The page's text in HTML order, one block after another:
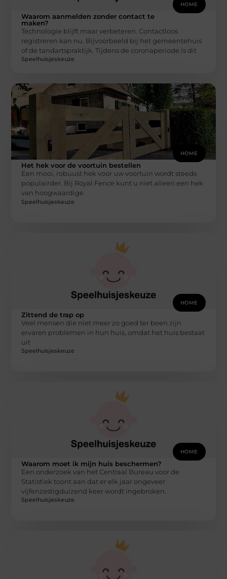
HOME
Waarom aanmelden zonder contact te
maken?
Technologie blijft maar verbeteren. Contactloos
registreren kan nu. Bijvoorbeeld bij het gemeentehuis
of de tandartspraktijk. Tijdens de coronaperiode is dit
Speelhuisjeskeuze
HOME
Het hek voor de voortuin bestellen
Een mooi, robuust hek voor uw voortuin wordt steeds
populairder. Bij Royal Fence kunt u niet alleen een hek
van hoogwaardige
Speelhuisjeskeuze
HOME
Zittend de trap op
Veel mensen die niet meer zo goed ter been zijn
ervaren problemen in hun huis, omdat het huis bestaat
uit
Speelhuisjeskeuze
HOME
Waarom moet ik mijn huis beschermen?
Een onderzoek van het Centraal Bureau voor de
Statistiek toont aan dat er elk jaar ongeveer
vijfenzestigduizend keer wordt ingebroken.
Speelhuisjeskeuze